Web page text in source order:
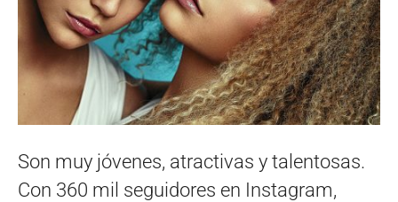
Son muy jóvenes, atractivas y talentosas.
Con 360 mil seguidores en Instagram,